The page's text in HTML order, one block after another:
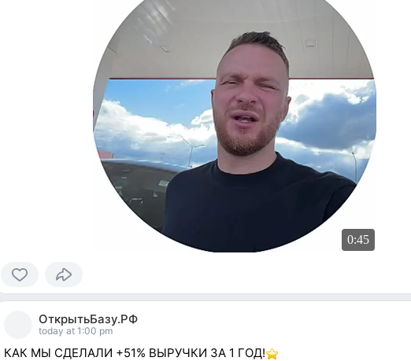
0:45
0
reactedОткрытьБазу.РФ
today at 1:00 pm
КАК МЫ СДЕЛАЛИ +51% ВЫРУЧКИ ЗА 1 ГОД!